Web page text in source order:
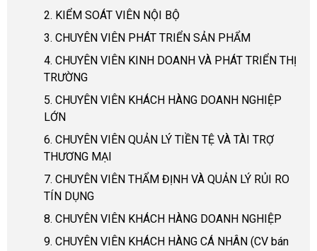
2. KIỂM SOÁT VIÊN NỘI BỘ
3. CHUYÊN VIÊN PHÁT TRIỂN SẢN PHẨM
4. CHUYÊN VIÊN KINH DOANH VÀ PHÁT TRIỂN THỊ
TRƯỜNG
5. CHUYÊN VIÊN KHÁCH HÀNG DOANH NGHIỆP
LỚN
6. CHUYÊN VIÊN QUẢN LÝ TIỀN TỆ VÀ TÀI TRỢ
THƯƠNG MẠI
7. CHUYÊN VIÊN THẨM ĐỊNH VÀ QUẢN LÝ RỦI RO
TÍN DỤNG
8. CHUYÊN VIÊN KHÁCH HÀNG DOANH NGHIỆP
9. CHUYÊN VIÊN KHÁCH HÀNG CÁ NHÂN (CV bán